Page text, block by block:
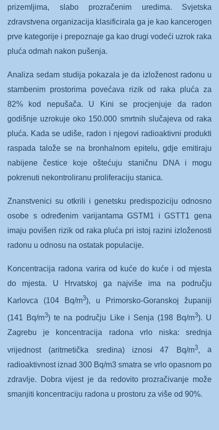
prizemljima, slabo prozračenim uredima. Svjetska
zdravstvena organizacija klasificirala ga je kao kancerogen
prve kategorije i prepoznaje ga kao drugi vodeći uzrok raka
pluća odmah nakon pušenja.
Analiza sedam studija pokazala je da izloženost radonu u
stambenim prostorima povećava rizik od raka pluća za
82% kod nepušača. U Kini se procjenjuje da radon
godišnje uzrokuje oko 150.000 smrtnih slučajeva od raka
pluća. Kada se udiše, radon i njegovi radioaktivni produkti
raspada talože se na bronhalnom epitelu, gdje emitiraju
nabijene čestice koje oštećuju staničnu DNA i mogu
pokrenuti nekontroliranu proliferaciju stanica.
Znanstvenici su otkrili i genetsku predispoziciju odnosno
osobe s određenim varijantama GSTM1 i GSTT1 gena
imaju povišen rizik od raka pluća pri istoj razini izloženosti
radonu u odnosu na ostatak populacije.
Koncentracija radona varira od kuće do kuće i od mjesta
do mjesta. U Hrvatskoj ga najviše ima na području
Karlovca (104 Bq/m3), u Primorsko-Goranskoj županiji
(141 Bq/m3) te na području Like i Senja (198 Bq/m3). U
Zagrebu je koncentracija radona vrlo niska: srednja
vrijednost (aritmetička sredina) iznosi 47 Bq/m3,
a
radioaktivnost iznad 300 Bq/m3 smatra se vrlo opasnom po
zdravlje. Dobra vijest je da redovito prozračivanje može
smanjiti koncentraciju radona u prostoru za više od 90%.